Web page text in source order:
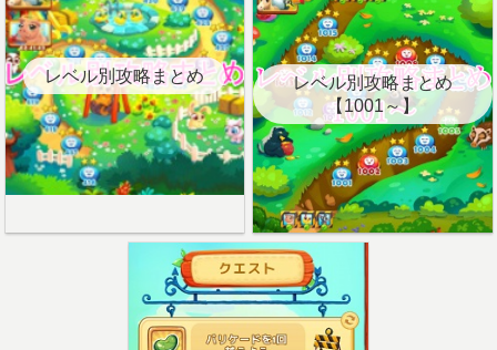
レベル別攻略まとめ
レベル別攻略まとめ
【1001～】